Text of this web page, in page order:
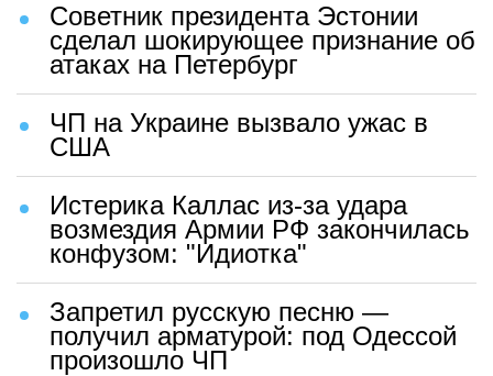
Советник президента Эстонии
сделал шокирующее признание об
атаках на Петербург
ЧП на Украине вызвало ужас в
США
Истерика Каллас из-за удара
возмездия Армии РФ закончилась
конфузом: "Идиотка"
Запретил русскую песню —
получил арматурой: под Одессой
произошло ЧП